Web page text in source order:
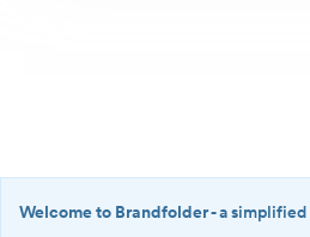
Welcome to Brandfolder- a